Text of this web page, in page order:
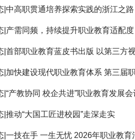
|中高职贯通培养探索实践的浙江之路
|产需同频，持续提升职业教育适配度
|首部职业教育蓝皮书出版 以第三方
|加快建设现代职业教育体系 第三届
|“产教协同 校企共进”职业教育发展
|推动“大国工匠进校园”走深走实
|一技在手 一生无忧 2026年职业教育